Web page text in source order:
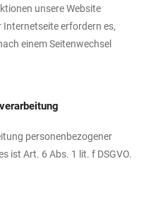
unsere Website
Internetseite erfordern es,
einem Seitenwechsel
personenbezogener
ist Art. 6 Abs. 1 lit. f DSGVO.